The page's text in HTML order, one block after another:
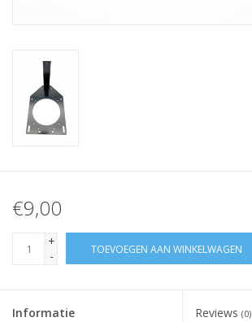
€9,00
+
-
TOEVOEGEN AAN WINKELWAGEN
Informatie Reviews (0)